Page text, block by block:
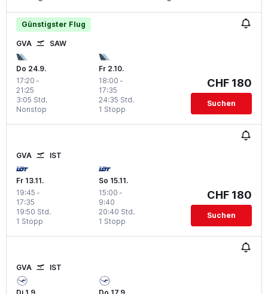
Günstigster Flug
GVA SAW
Do 24.9.
17:20 -
21:25
Nonstop
3:05 Std.
Fr 2.10.
18:00 -
17:35
1 Stopp
24:35 Std.
CHF 180
Suchen
GVA IST
Fr 13.11.
19:45 -
17:35
1 Stopp
19:50 Std.
So 15.11.
15:00 -
9:40
1 Stopp
20:40 Std.
CHF 180
Suchen
GVA IST